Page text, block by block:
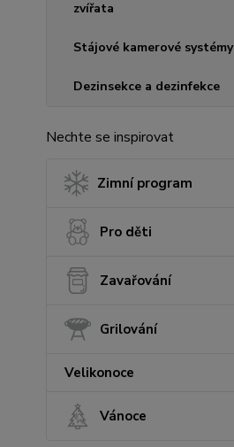
zvířata
Stájové kamerové systémy
Dezinsekce a dezinfekce
Nechte se inspirovat
Zimní program
Pro děti
Zavařování
Grilování
Velikonoce
Vánoce